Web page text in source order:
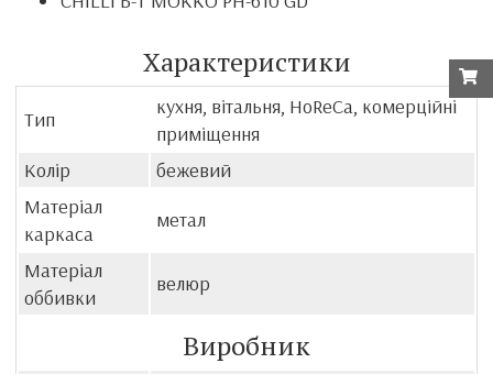
Характеристики
Тип
кухня, вітальня, HoReCa, комерційні
приміщення
Колір
бежевий
Матеріал
каркаса
метал
Матеріал
оббивки
велюр
Виробник